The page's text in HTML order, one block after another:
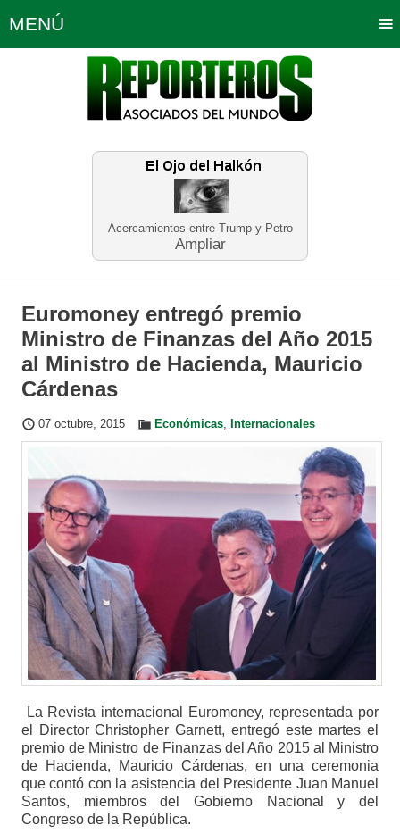
Acercamientos entre Trump y Petro
Ampliar
MENÚ
Política Opinión Bogotá
Planeta Tierra Deportes
Educación Neira
Euromoney entregó premio
Ministro de Finanzas del Año 2015
al Ministro de Hacienda, Mauricio
Cárdenas
07 octubre, 2015 Económicas, Internacionales
La Revista internacional Euromoney, representada por
el Director Christopher Garnett, entregó este martes el
premio de Ministro de Finanzas del Año 2015 al Ministro
de Hacienda, Mauricio Cárdenas, en una ceremonia
que contó con la asistencia del Presidente Juan Manuel
Santos, miembros del Gobierno Nacional y del
Congreso de la República.